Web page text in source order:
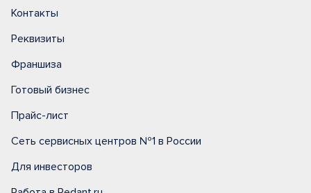
Контакты
Реквизиты
Франшиза
Готовый бизнес
Прайс-лист
Сеть сервисных центров №1 в России
Для инвесторов